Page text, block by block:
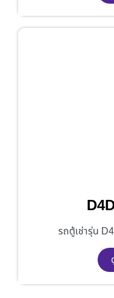
รถตู้เช่ารุ่น